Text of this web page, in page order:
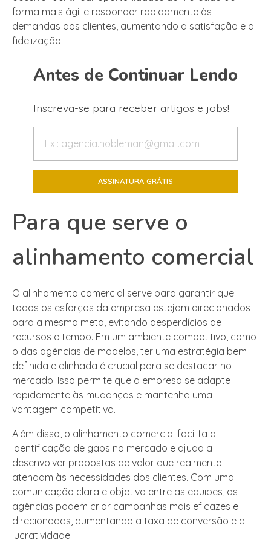
forma mais ágil e responder rapidamente às
demandas dos clientes, aumentando a satisfação e a
fidelização.
Antes de Continuar Lendo
Inscreva-se para receber artigos e jobs!
Para que serve o
alinhamento comercial
O alinhamento comercial serve para garantir que
todos os esforços da empresa estejam direcionados
para a mesma meta, evitando desperdícios de
recursos e tempo. Em um ambiente competitivo, como
o das agências de modelos, ter uma estratégia bem
definida e alinhada é crucial para se destacar no
mercado. Isso permite que a empresa se adapte
rapidamente às mudanças e mantenha uma
vantagem competitiva.
Além disso, o alinhamento comercial facilita a
identificação de gaps no mercado e ajuda a
desenvolver propostas de valor que realmente
atendam às necessidades dos clientes. Com uma
comunicação clara e objetiva entre as equipes, as
agências podem criar campanhas mais eficazes e
direcionadas, aumentando a taxa de conversão e a
lucratividade.